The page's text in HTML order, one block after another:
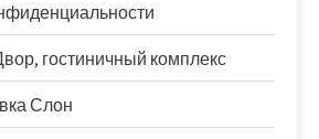
гостиничный комплекс
Слон